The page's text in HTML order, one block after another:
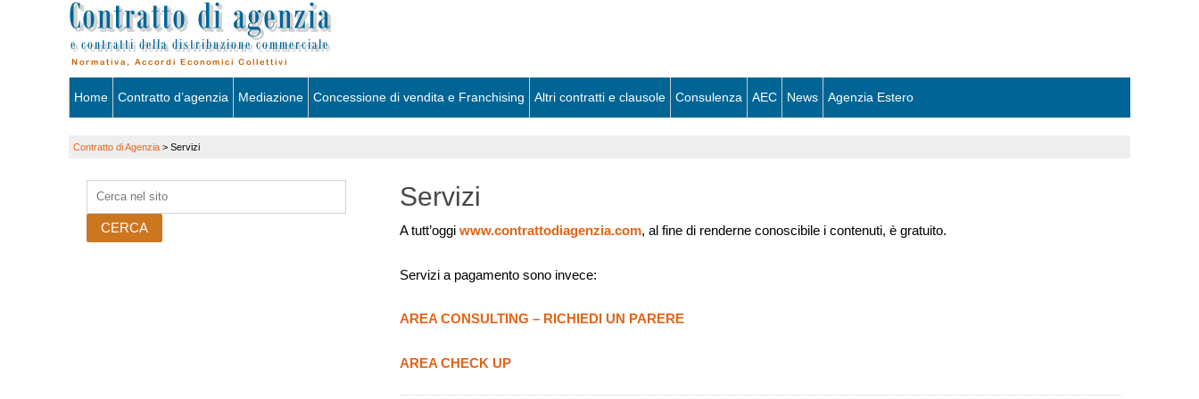
Skip
Home Contratto d’agenzia Mediazione Concessione di vendita e Franchising Altri contratti e clausole Consulenza AEC News Agenzia Estero
Contratto di Agenzia > Servizi
Servizi
A tutt’oggi www.contrattodiagenzia.com, al fine di renderne conoscibile i contenuti, è gratuito.
Servizi a pagamento sono invece:
AREA CONSULTING – RICHIEDI UN PARERE
AREA CHECK UP